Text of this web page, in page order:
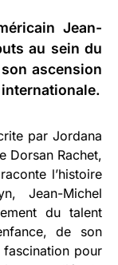
Jean-
au sein du
ascension
par Jordana
Dorsan Rachet,
l’histoire
Jean-Michel
du talent
de son
pour